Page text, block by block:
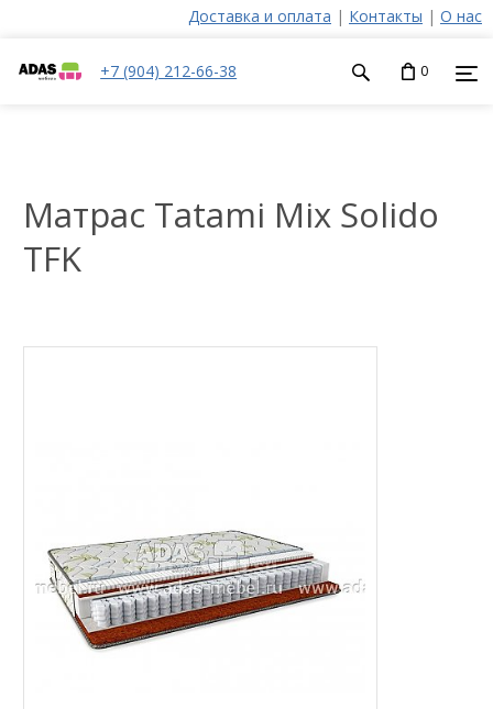
Доставка и оплата | Контакты | О нас
+7 (904) 212-66-38 0
Матрас Tatami Mix Solido
TFK